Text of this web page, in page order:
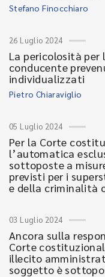
Stefano Finocchiaro
26 Luglio 2024
La pericolosità per
conducente
individualizzati
Pietro Chiaraviglio
05 Luglio 2024
Per la Corte
l’automatica
sottoposte a
previsti per i
e della criminalità
03 Luglio 2024
Ancora sulla
Corte
illecito
soggetto è